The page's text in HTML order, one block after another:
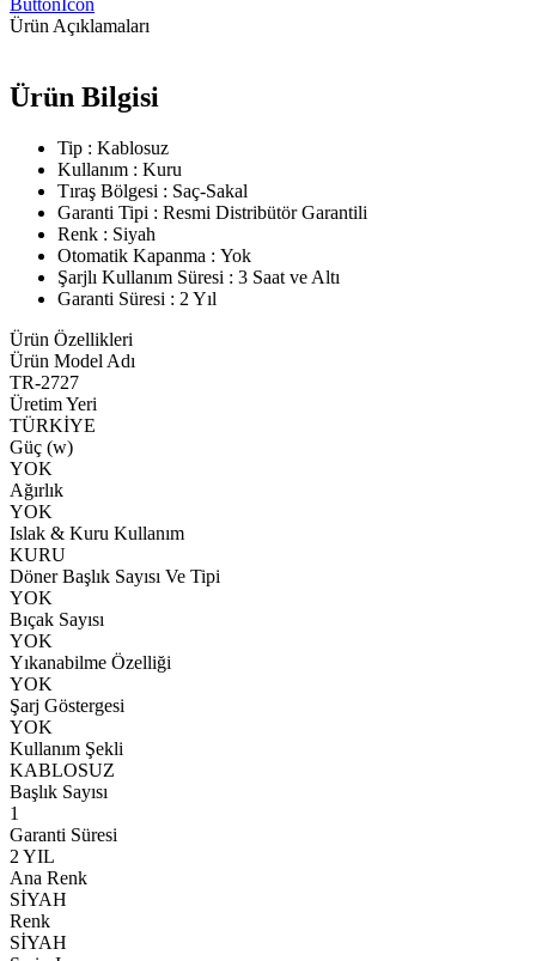
Ürün Açıklamaları
Ürün Bilgisi
Tip : Kablosuz
Kullanım : Kuru
Tıraş Bölgesi : Saç-Sakal
Garanti Tipi : Resmi Distribütör Garantili
Renk : Siyah
Otomatik Kapanma : Yok
Şarjlı Kullanım Süresi : 3 Saat ve Altı
Garanti Süresi : 2 Yıl
Ürün Özellikleri
Ürün Model Adı
TR-2727
Üretim Yeri
TÜRKİYE
Güç (w)
YOK
Ağırlık
YOK
Islak & Kuru Kullanım
KURU
Döner Başlık Sayısı Ve Tipi
YOK
Bıçak Sayısı
YOK
Yıkanabilme Özelliği
YOK
Şarj Göstergesi
YOK
Kullanım Şekli
KABLOSUZ
Başlık Sayısı
1
Garanti Süresi
2 YIL
Ana Renk
SİYAH
Renk
SİYAH